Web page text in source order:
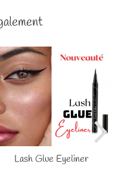
Lash Glue Eyeliner